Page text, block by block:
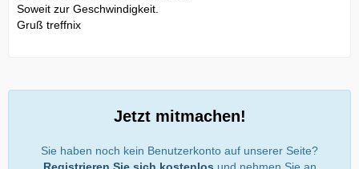
Soweit zur Geschwindigkeit.
Gruß treffnix
Jetzt mitmachen!
Sie haben noch kein Benutzerkonto auf unserer Seite?
Registrieren Sie sich kostenlos und nehmen Sie an